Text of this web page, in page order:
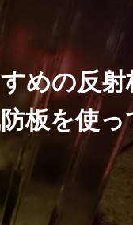
めの反射
板を使っ